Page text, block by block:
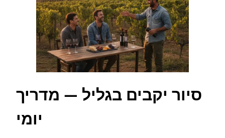
סיור יקבים בגליל — מדריך
יומי